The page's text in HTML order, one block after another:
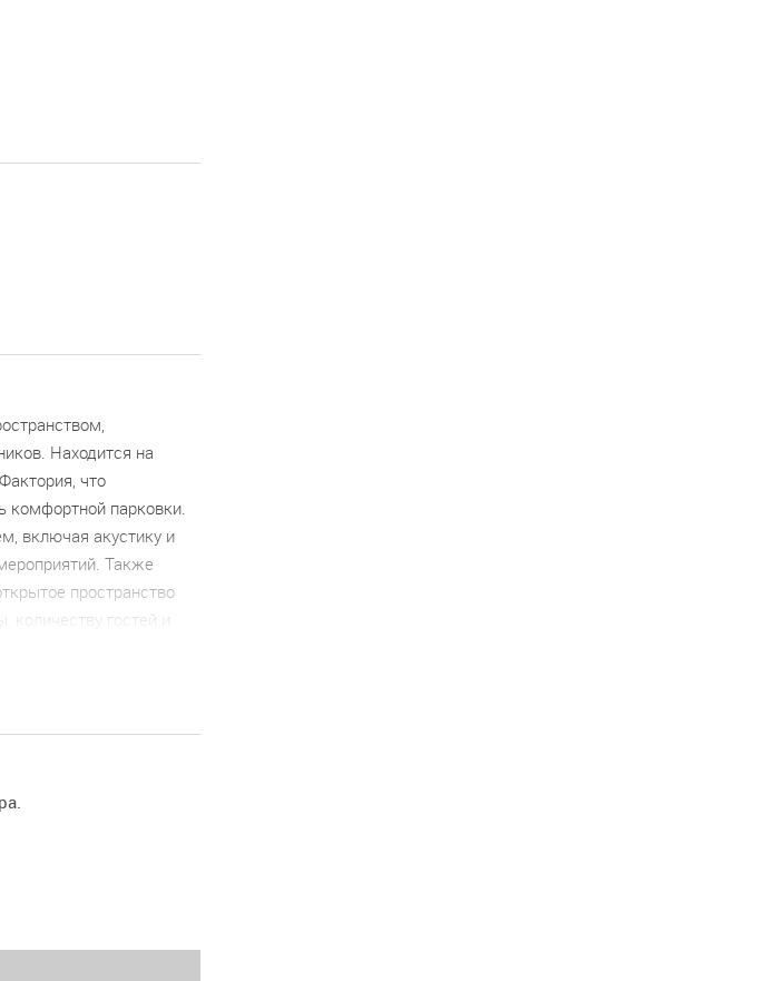
Находится на
что
комфортной парковки.
включая акустику и
Также
пространство
количеству гостей и
при заказе.